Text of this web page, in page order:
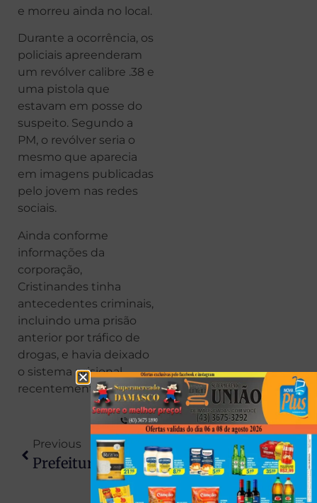
e morreu ainda no local.
Durante a ocorrência, os
policiais apreenderam
um revólver calibre .38 e
uma pistola que
estavam em posse do
suspeito. Segundo a
PM, o revólver seria o
mesmo que aparecia
em imagens publicadas
pelo jovem nas redes
sociais.
Ainda conforme
informações da
corporação,
Cristinandes tinha
antecedentes criminais,
incluindo uma prisão
anterior por tráfico de
drogas, e havia deixado
o sistema prisional
recentemente.
Previous
Prefeitura Do PR Abre PSS Com Vagas De Professor A Motorista
Next
Ciclone Extratropical Provoca Ventos De Até 100 Km/h E Deixa Paraná Em Alerta Laranja